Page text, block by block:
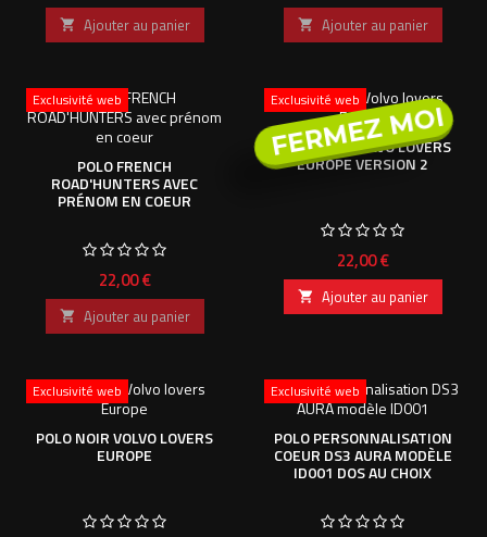
 Ajouter au panier  Ajouter au panier
Exclusivité web
POLO FRENCH
ROAD'HUNTERS AVEC
PRÉNOM EN COEUR
Prix
22,00 €
 Ajouter au panier
Exclusivité web
POLO NOIR VOLVO LOVERS
EUROPE VERSION 2
Prix
22,00 €
 Ajouter au panier
Exclusivité web
POLO NOIR VOLVO LOVERS
EUROPE
Exclusivité web
POLO PERSONNALISATION
COEUR DS3 AURA MODÈLE
ID001 DOS AU CHOIX
FERMEZ MOI